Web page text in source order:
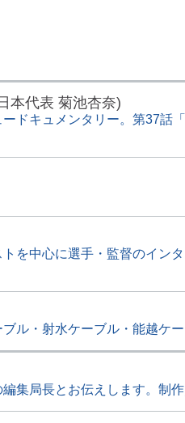
本代表 菊池杏奈)
ドキュメンタリー。第37話
を中心に選手・監督のイン
ル・射水ケーブル・能越ケー
集局長とお伝えします。制